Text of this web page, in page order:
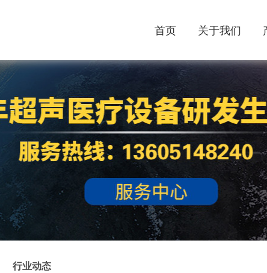
首页 关于我们
行业动态